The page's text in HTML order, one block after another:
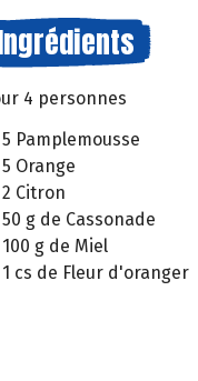
4 personnes
5 Pamplemousse
5 Orange
2 Citron
50 g de Cassonade
100 g de Miel
1 cs de Fleur d'oranger